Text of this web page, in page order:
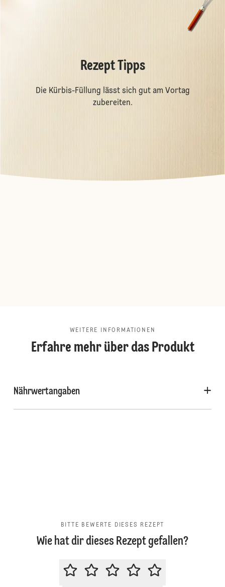
Rezept Tipps
Die Kürbis-Füllung lässt sich gut am Vortag
zubereiten.
WEITERE INFORMATIONEN
Erfahre mehr über das Produkt
Nährwertangaben
BITTE BEWERTE DIESES REZEPT
Wie hat dir dieses Rezept gefallen?
BITTE BEWERTE DIESES REZEPT